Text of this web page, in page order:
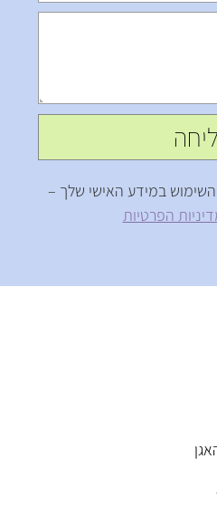
השימוש במידע האישי שלך –
הפרטיות